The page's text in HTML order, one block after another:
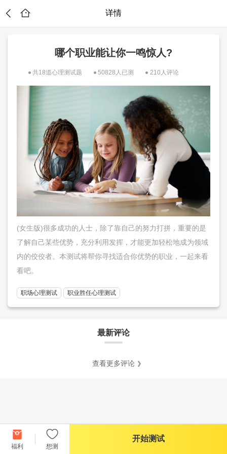
详情
哪个职业能让你一鸣惊人?
共18道心理测试题 50828人已测 210人评论
(女生版)很多成功的人士，除了靠自己的努力打拼，重要的是
了解自己某些优势，充分利用发挥，才能更加轻松地成为领域
内的佼佼者。本测试将帮你寻找适合你优势的职业，一起来看
看吧。
职场心理测试 职业胜任心理测试
最新评论
查看更多评论
福利 想测
开始测试